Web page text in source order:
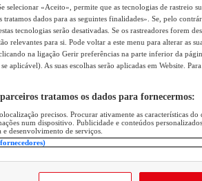
selecionar «Aceito», permite que as tecnologias de rastreio
tratamos dados para as seguintes finalidades». Se, pelo
tecnologias serão desativadas. Se os rastreadores forem
relevantes para si. Pode voltar a este menu para alterar as
na ligação Gerir preferências na parte inferior da
aplicável). As suas escolhas serão aplicadas em Website.
parceiros tratamos os dados para fornecermos:
precisos. Procurar ativamente as características
num dispositivo. Publicidade e conteúdos
e desenvolvimento de serviços.